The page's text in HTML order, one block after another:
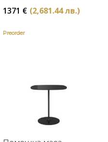
1371 € (2,681.44 лв.)
Preorder